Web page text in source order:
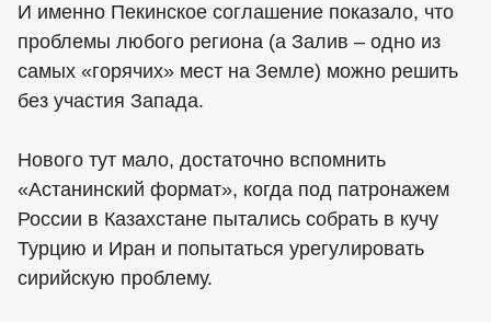
И именно Пекинское соглашение показало, что
проблемы любого региона (а Залив – одно из
самых «горячих» мест на Земле) можно решить
без участия Запада.
Нового тут мало, достаточно вспомнить
«Астанинский формат», когда под патронажем
России в Казахстане пытались собрать в кучу
Турцию и Иран и попытаться урегулировать
сирийскую проблему.